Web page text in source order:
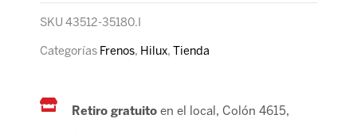
92/2001
IMP
*
cantidad
SKU 43512-35180.I
Categorías Frenos, Hilux, Tienda
Retiro gratuito en el local, Colón 4615,